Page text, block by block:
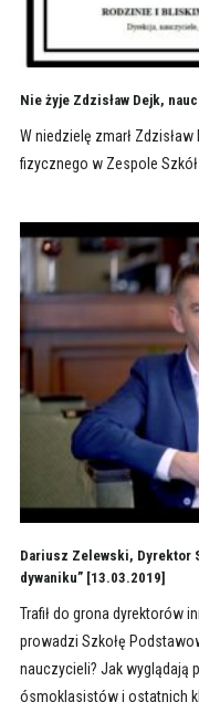
Nie żyje Zdzisław Dejk,
W niedzielę zmarł
fizycznego w Zespole
Dariusz Zelewski, Dyrektor
dywaniku” [13.03.2019]
Trafił do grona dyrektorów
prowadzi Szkołę
nauczycieli? Jak wyglądają
ósmoklasistów i ostatnich